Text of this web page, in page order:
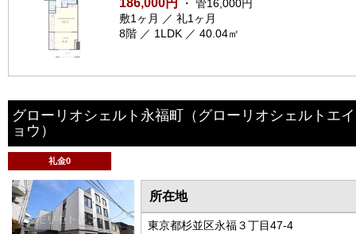
・ 管16,000円
敷1ヶ月 ／ 礼1ヶ月
8階 ／ 1LDK ／ 40.04㎡
グローリオシェルト永福町 （グローリオシェルトエ
ョウ）
礼金0
所在地
東京都杉並区永福３丁目47-4